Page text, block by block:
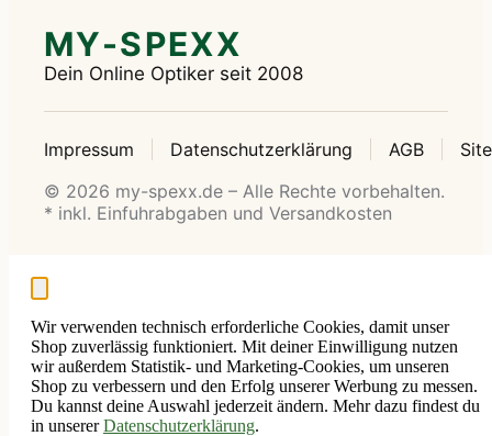
MY-SPEXX
Dein Online Optiker seit 2008
Impressum Datenschutzerklärung AGB
© 2026 my-spexx.de – Alle Rechte vorbehalten.
* inkl. Einfuhrabgaben und Versandkosten
Wir verwenden technisch erforderliche Cookies, damit unser
Shop zuverlässig funktioniert. Mit deiner Einwilligung nutzen
wir außerdem Statistik- und Marketing-Cookies, um unseren
Shop zu verbessern und den Erfolg unserer Werbung zu messen.
Du kannst deine Auswahl jederzeit ändern. Mehr dazu findest du
in unsererDatenschutzerklärung.